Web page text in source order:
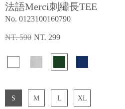
法語Merci刺繡長TEE
No. 0123100160790
NT. 590 NT. 299
S M L XL